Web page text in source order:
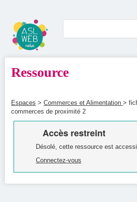
Ressource
Espaces > Commerces et Alimentation >
commerces de proximité 2
Accès restreint
Désolé, cette ressource est
Connectez-vous